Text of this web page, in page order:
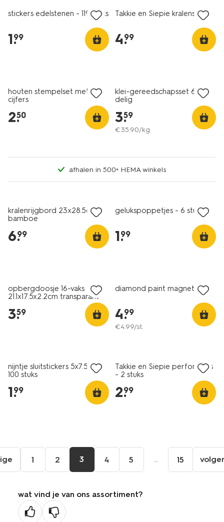
stickers edelstenen - 119 stuks
1.
99
Takkie en Siepie kralenset
4.
99
houten stempelset met
cijfers
2.
50
klei-gereedschapsset 6-
delig
3.
59
€35.90/kg
afhalen in 500+ HEMA winkels
kralenrijgbord 23x28.5cm
bamboe
6.
99
gelukspoppetjes - 6 stuks
1.
99
opbergdoosje 16-vaks
21.1x17.5x2.2cm transparant
3.
59
diamond paint magneten
4.
99
€4.99/st.
nijntje sluitstickers 5x7.5cm -
100 stuks
1.
99
Takkie en Siepie perforators
- 2 stuks
2.
99
1 2 3 4 5 ... 15
wat vind je van ons assortiment?